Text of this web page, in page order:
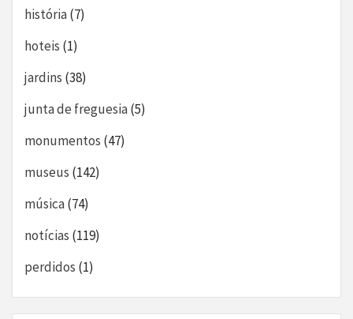
história(7)
hoteis (1)
jardins (38)
junta de freguesia(5)
monumentos (47)
museus (142)
música(74)
notícias (119)
perdidos (1)